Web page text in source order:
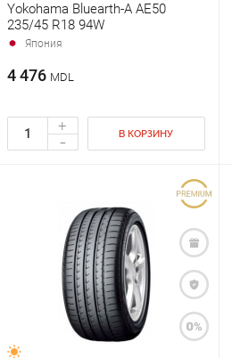
Yokohama Bluearth-A AE50
235/45 R18 94W
Япония
4 476 MDL
+
- В КОРЗИНУ